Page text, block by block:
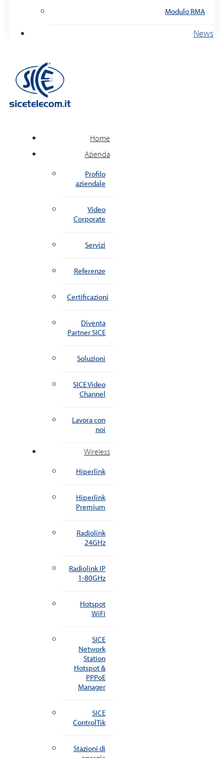
Modulo RMA
News
Home
Azienda
Profilo
aziendale
Video
Corporate
Servizi
Referenze
Certificazioni
Diventa
Partner SICE
Soluzioni
SICE Video
Channel
Lavora con
noi
Wireless
Hiperlink
Hiperlink
Premium
Radiolink
24GHz
Radiolink IP
1-80GHz
Hotspot
WiFi
SICE
Network
Station
Hotspot &
PPPoE
Manager
SICE
ControlTik
Stazioni di